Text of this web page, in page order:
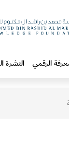
الرقمي النشرة